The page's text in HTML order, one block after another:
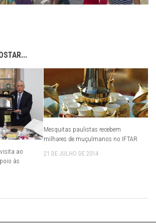
ao
às
Mesquitas paulistas recebem
milhares de muçulmanos no IFTAR
21 DE JULHO DE 2014